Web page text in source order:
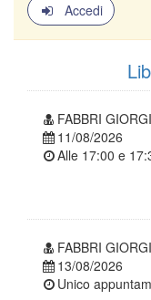
Accedi
FABBRI
11/08/2026
Alle 17:00 e
FABBRI
13/08/2026
Unico